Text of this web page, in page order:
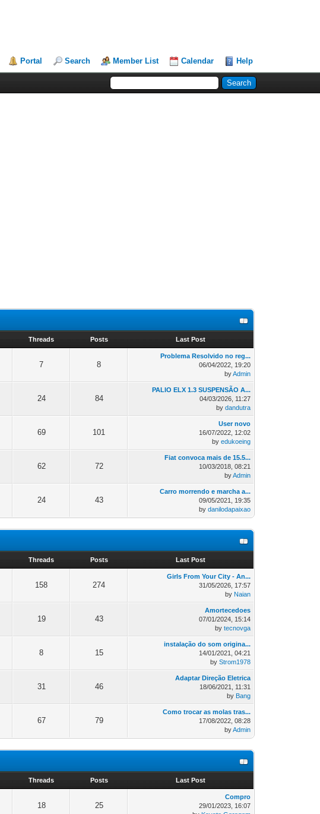
Portal Search Member List Calendar Help
Threads Posts Last Post
7 8
Problema Resolvido no reg...
06/04/2022, 19:20
byAdmin
24 84
PALIO ELX 1.3 SUSPENSÃO A...
04/03/2026, 11:27
bydandutra
69 101
User novo
16/07/2022, 12:02
byedukoeing
62 72
Fiat convoca mais de 15.5...
10/03/2018, 08:21
byAdmin
24 43
Carro morrendo e marcha a...
09/05/2021, 19:35
bydanilodapaixao
Threads Posts Last Post
158 274
Girls From Your City - An...
31/05/2026, 17:57
by Naian
19 43
Amortecedoes
07/01/2024, 15:14
bytecnovga
8 15
instalação do som origina...
14/01/2021, 04:21
byStrom1978
31 46
Adaptar Direção Eletrica
18/06/2021, 11:31
by Bang
67 79
Como trocar as molas tras...
17/08/2022, 08:28
byAdmin
Threads Posts Last Post
18 25
Compro
29/01/2023, 16:07